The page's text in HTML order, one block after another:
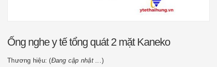
Ống nghe y tế tổng quát 2 mặt Kaneko
Thương hiệu: (Đang cập nhật ...)